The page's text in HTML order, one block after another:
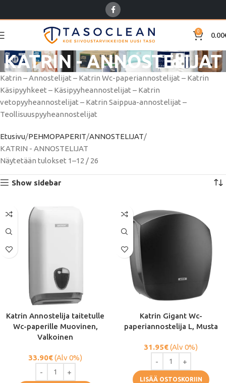
0 0.00
KATRIN - ANNOSTELIJAT
Katrin – Annostelijat – Katrin Wc-paperiannostelijat – Katrin
Käsipyyhkeet – Käsipyyheannostelijat – Katrin
vetopyyheannostelijat – Katrin Saippua-annostelijat –
Teollisuuspyyheannostelijat
Etusivu PEHMOPAPERIT ANNOSTELIJAT
KATRIN - ANNOSTELIJAT
Näytetään tulokset 1–12 / 26
Show sidebar
Katrin Annostelija taitetulle
Wc-paperille Muovinen,
Valkoinen
33.90€(Alv 0%)
Katrin Gigant Wc-
paperiannostelija L, Musta
31.95€(Alv 0%)
LISÄÄ OSTOSKORIIN